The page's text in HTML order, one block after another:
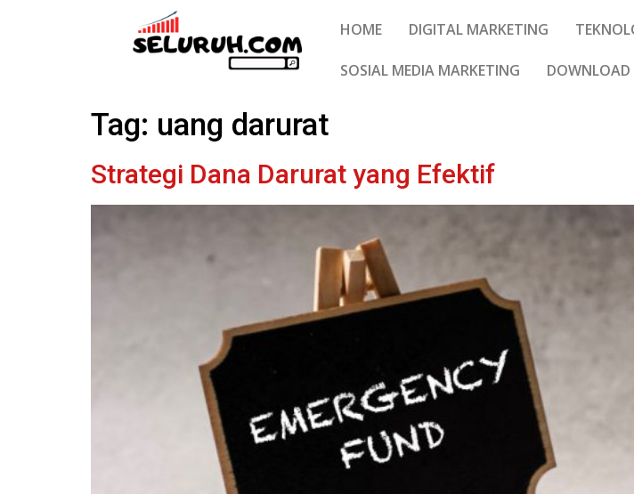
HOME DIGITAL MARKETING
SOSIAL MEDIA MARKETING DOWNLOAD
Tag: uang darurat
Strategi Dana Darurat yang Efektif